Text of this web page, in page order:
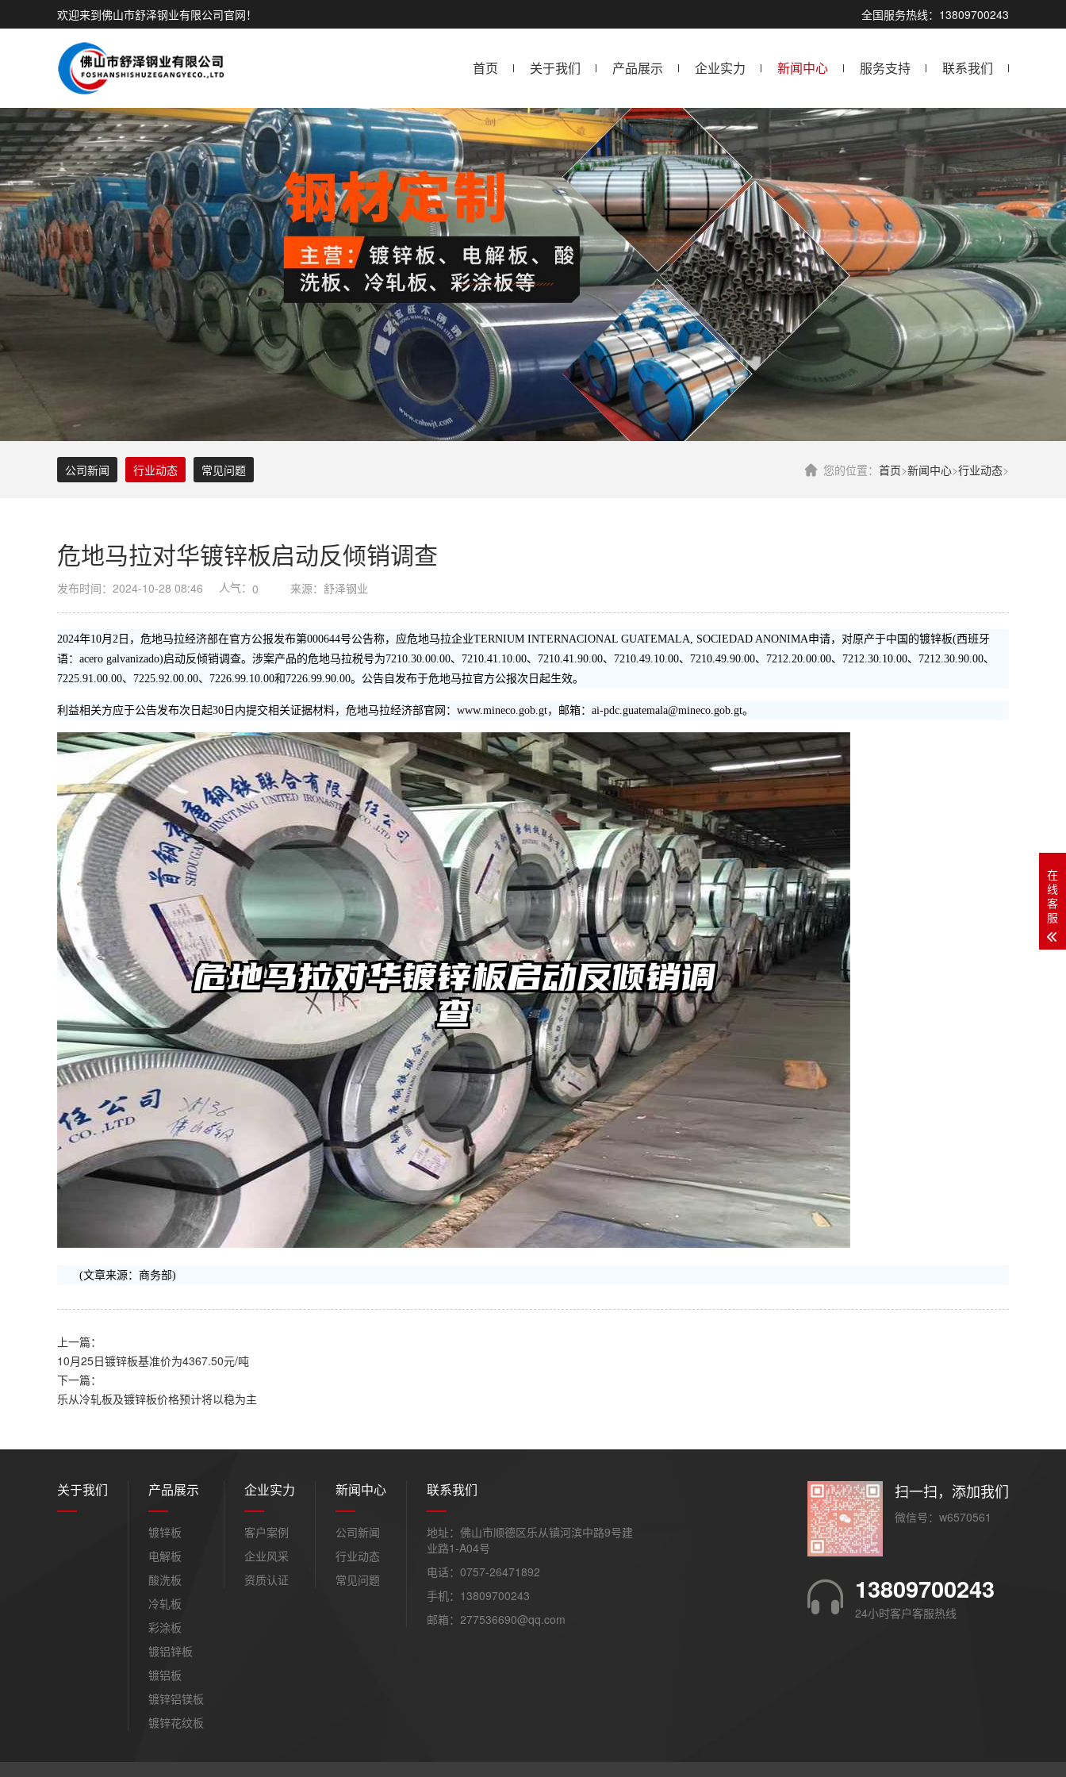
全国服务热线：13809700243
欢迎来到佛山市舒泽钢业有限公司官网！
首页 关于我们 产品展示 企业实力 新闻中心 服务支持 联系我们
您的位置： 首页>新闻中心>行业动态>
公司新闻 行业动态 常见问题
危地马拉对华镀锌板启动反倾销调查
发布时间：2024-10-28 08:46 人气： 0 来源：舒泽钢业
2024年10月2日，危地马拉经济部在官方公报发布第000644号公告称，应危地马拉企业TERNIUM INTERNACIONAL GUATEMALA, SOCIEDAD ANONIMA申请，对原产于中国的镀锌板(西班牙
语：acero galvanizado)启动反倾销调查。涉案产品的危地马拉税号为7210.30.00.00、7210.41.10.00、7210.41.90.00、7210.49.10.00、7210.49.90.00、7212.20.00.00、7212.30.10.00、7212.30.90.00、
7225.91.00.00、7225.92.00.00、7226.99.10.00和7226.99.90.00。公告自发布于危地马拉官方公报次日起生效。
利益相关方应于公告发布次日起30日内提交相关证据材料，危地马拉经济部官网：www.mineco.gob.gt，邮箱：ai-pdc.guatemala@mineco.gob.gt。
(文章来源：商务部)
上一篇：
10月25日镀锌板基准价为4367.50元/吨
下一篇：
乐从冷轧板及镀锌板价格预计将以稳为主
关于我们 产品展示
镀锌板
电解板
酸洗板
冷轧板
彩涂板
镀铝锌板
镀铝板
镀锌铝镁板
镀锌花纹板
企业实力
客户案例
企业风采
资质认证
新闻中心
公司新闻
行业动态
常见问题
联系我们
地址：佛山市顺德区乐从镇河滨中路9号建
业路1-A04号
电话：0757-26471892
手机：13809700243
邮箱：277536690@qq.com
扫一扫，添加我们
微信号：w6570561
13809700243
24小时客户客服热线
在
线
客
服